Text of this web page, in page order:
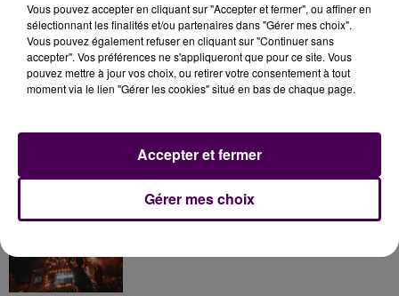
7 août 2026
Vous pouvez accepter en cliquant sur "Accepter et fermer", ou affiner en
sélectionnant les finalités et/ou partenaires dans "Gérer mes choix".
Vous pouvez également refuser en cliquant sur "Continuer sans
accepter". Vos préférences ne s'appliqueront que pour ce site. Vous
pouvez mettre à jour vos choix, ou retirer votre consentement à tout
moment via le lien "Gérer les cookies" situé en bas de chaque page.
Gérer mes choix
Accepter et fermer